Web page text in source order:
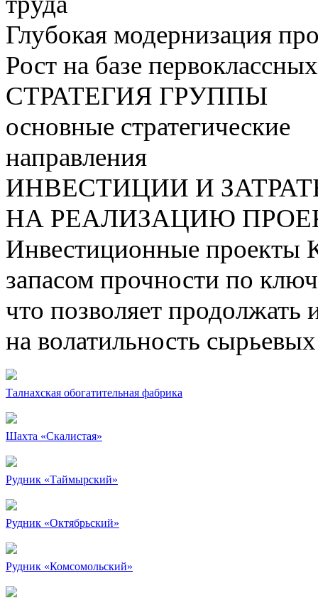
Глубокая модернизация
Рост на базе
СТРАТЕГИЯ ГРУППЫ
основные стратегические
направления
ИНВЕСТИЦИИ И
НА РЕАЛИЗАЦИЮ
Инвестиционные проекты
запасом прочности по
что позволяет продолжать
на волатильность
Талнахская обогатительная фабрика
Шахта «Скалистая»
Рудник «Таймырский»
Рудник «Октябрьский»
Рудник «Комсомольский»